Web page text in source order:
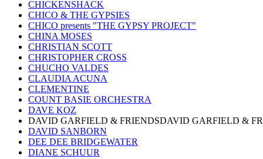
CHICKENSHACK
CHICO & THE GYPSIES
CHICO presents "THE GYPSY PROJECT"
CHINA MOSES
CHRISTIAN SCOTT
CHRISTOPHER CROSS
CHUCHO VALDES
CLAUDIA ACUNA
CLEMENTINE
COUNT BASIE ORCHESTRA
DAVE KOZ
DAVID GARFIELD & FRIENDSDAVID GARFIELD &
DAVID SANBORN
DEE DEE BRIDGEWATER
DIANE SCHUUR